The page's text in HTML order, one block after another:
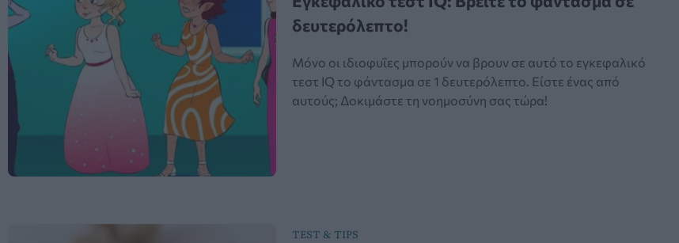
δευτερόλεπτo!
Μόνο οι ιδιοφυΐες μπορούν να βρουν σε αυτό το εγκεφαλικό
τεστ IQ το φάντασμα σε 1 δευτερόλεπτο. Είστε ένας από
αυτούς; Δοκιμάστε τη νοημοσύνη σας τώρα!
TEST & TIPS